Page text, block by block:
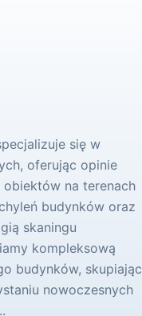
się w
oferując opinie
na terenach
budynków oraz
skaningu
kompleksową
budynków, skupiając
nowoczesnych